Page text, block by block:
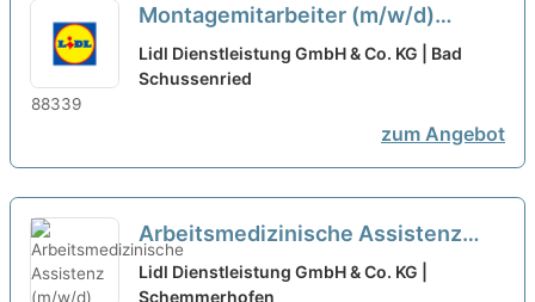
Montagemitarbeiter (m/w/d)
Hydraulik / Maschinenbau bei
Liebherr bei expertum GmbH
Lidl Dienstleistung GmbH & Co. KG | Bad
Schussenried
zum Angebot
Arbeitsmedizinische Assistenz
(m/w/d) bei agento
Lidl Dienstleistung GmbH & Co. KG |
Schemmerhofen